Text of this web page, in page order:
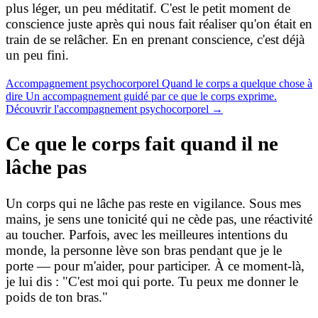
plus léger, un peu méditatif. C'est le petit moment de
conscience juste après qui nous fait réaliser qu'on était en
train de se relâcher. En en prenant conscience, c'est déjà
un peu fini.
Accompagnement psychocorporel Quand le corps a quelque chose à
dire Un accompagnement guidé par ce que le corps exprime.
Découvrir l'accompagnement psychocorporel →
Ce que le corps fait quand il ne
lâche pas
Un corps qui ne lâche pas reste en vigilance. Sous mes
mains, je sens une tonicité qui ne cède pas, une réactivité
au toucher. Parfois, avec les meilleures intentions du
monde, la personne lève son bras pendant que je le
porte — pour m'aider, pour participer. À ce moment-là,
je lui dis : "C'est moi qui porte. Tu peux me donner le
poids de ton bras."